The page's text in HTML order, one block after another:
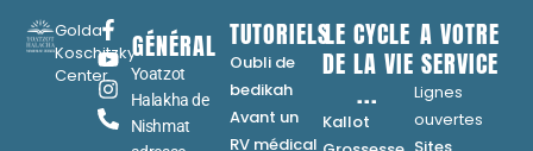
Golda
Koschitzky
Center
GÉNÉRAL
Yoatzot
Halakha de
Nishmat
TUTORIELS
Oubli de
bedikah
Avant un
RV médical
LE CYCLE
DE LA VIE
...
Kallot
A VOTRE
SERVICE
Lignes
ouvertes